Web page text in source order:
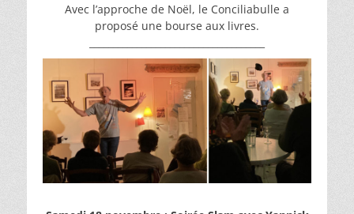
Avec l’approche de Noël, le Conciliabulle a
proposé une bourse aux livres.